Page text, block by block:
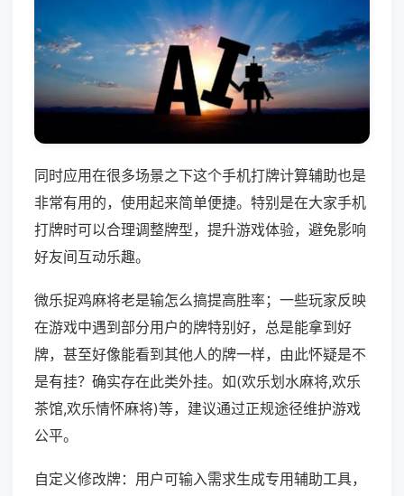
同时应用在很多场景之下这个手机打牌计算辅助也是
非常有用的，使用起来简单便捷。特别是在大家手机
打牌时可以合理调整牌型，提升游戏体验，避免影响
好友间互动乐趣。
微乐捉鸡麻将老是输怎么搞提高胜率；一些玩家反映
在游戏中遇到部分用户的牌特别好，总是能拿到好
牌，甚至好像能看到其他人的牌一样，由此怀疑是不
是有挂？确实存在此类外挂。如(欢乐划水麻将,欢乐
茶馆,欢乐情怀麻将)等，建议通过正规途径维护游戏
公平。
自定义修改牌：用户可输入需求生成专用辅助工具，